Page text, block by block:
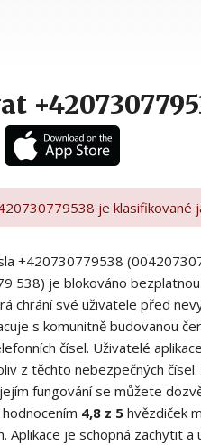
je klasifikované
+420730779538
538) je blokováno bezplatnou
chrání své uživatele před
s komunitně budovanou
čísel. Uživatelé
z těchto nebezpečných
fungování se můžete
4,8 z 5 hvězdiček
Aplikace je schopná zachytit a